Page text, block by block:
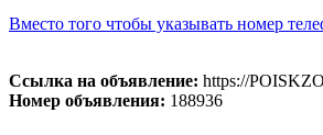
Вместо того чтобы указывать номер
Ссылка на объявление: https://
Номер объявления: 188936